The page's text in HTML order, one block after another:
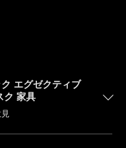
エグゼクティブ
ク 家具